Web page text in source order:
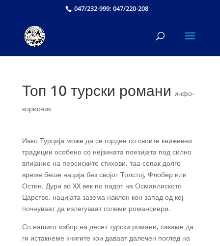
047/232-999; 047/220-208
Топ 10 турски романи инфо-
корисник
Иако Турција може да се гордее со своите книжевни
традиции особено со нејзината поезијата под силно
влијание на персиските стихови, таа сепак долго
време беше нација без својот Толстој, Флобер или
Остин. Дури во XX век по падот на Османлиското
Царство, нацијата зазема наклон кон запад од кој
почнуваат да излегуваат големи романсиери.
Со нашиот избор на десет турски романи, сакаме да
ги истакнеме книгите кои даваат далечен поглед на